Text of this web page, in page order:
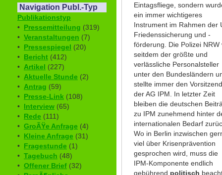
Navigation Publ.-Typ
Publikationstyp
• Pressemitteilung (319)
• Veranstaltungen (7)
• Pressespiegel (20)
• Bericht (412)
• Artikel (227)
• Aktuelle Stunde (2)
• Antrag (59)
• Presse-Link (108)
• Interview (65)
• Rede (111)
• GroÃŸe Anfrage (4)
• Kleine Anfrage (31)
• Fragestunde (1)
• Tagebuch (48)
• Offener Brief (32)
Eintagsfliege, sondern
ein immer wichtigeres
Instrument im Rahmen der
Friedenssicherung und -
förderung. Die Polizei NRW
seitdem der größte und
verlässliche Personalsteller
unter den Bundesländern
stellte immer den
der AG IPM. In letzter Zeit
bleiben die deutschen
zu IPM zunehmend hinter
internationalen Bedarf
Wo in Berlin inzwischen
viel über Krisenprävention
gesprochen wird, muss die
IPM-Komponente endlich
gebührend politisch